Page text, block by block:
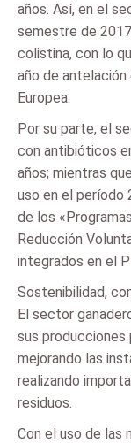
años. Así, en el
semestre de
colistina, con lo
año de
Europea.
Por su parte, el
con antibióticos
años; mientras
uso en el período
de los
Reducción
integrados en el
Sostenibilidad,
El sector
sus producciones
mejorando las
realizando
residuos.
Con el uso de las